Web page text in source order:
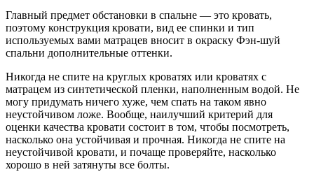
Главный предмет обстановки в спальне — это кровать,
поэтому конструкция кровати, вид ее спинки и тип
используемых вами матрацев вносит в окраску Фэн-шуй
спальни дополнительные оттенки.
Никогда не спите на круглых кроватях или кроватях с
матрацем из синтетической пленки, наполненным водой. Не
могу придумать ничего хуже, чем спать на таком явно
неустойчивом ложе. Вообще, наилучший критерий для
оценки качества кровати состоит в том, чтобы посмотреть,
насколько она устойчивая и прочная. Никогда не спите на
неустойчивой кровати, и почаще проверяйте, насколько
хорошо в ней затянуты все болты.